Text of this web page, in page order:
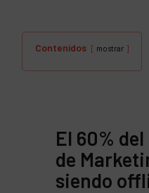
Contenidos mostrar
El 60%
de
siendo